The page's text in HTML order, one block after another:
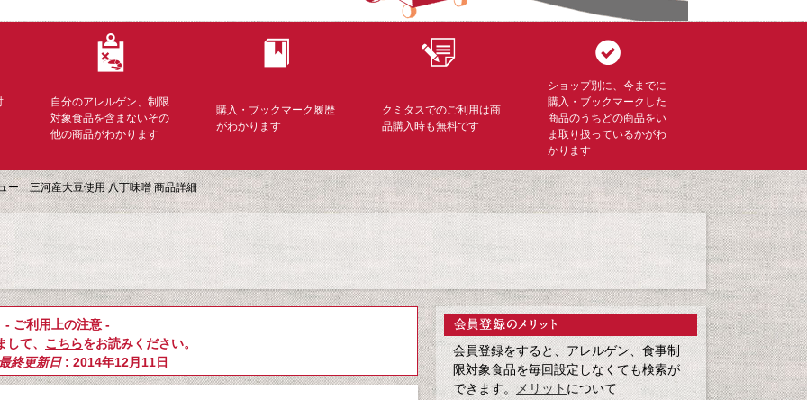
自分のアレルゲン、制限
対象食品を含まないその
他の商品がわかります
購入・ブックマーク履歴
がわかります
クミタスでのご利用は商
品購入時も無料です
ショップ別に、今までに
購入・ブックマークした
商品のうちどの商品をい
ま取り扱っているかがわ
かります
ー 三河産大豆使用 八丁味噌 商品詳細
- ご利用上の注意 -
て、 こちらをお読みください。
終更新日: 2014年12月11日
会員登録をすると、アレルゲン、食事制
限対象食品を毎回設定しなくても検索が
できます。メリットについて